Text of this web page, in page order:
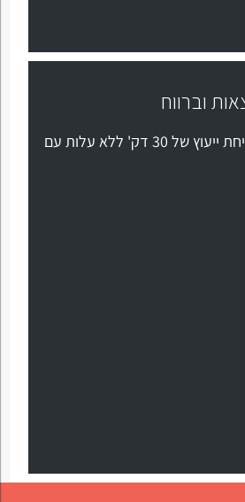
וברווח
צרו קשר לתיאום שיחת ייעוץ של 30 דק' ללא עלות עם